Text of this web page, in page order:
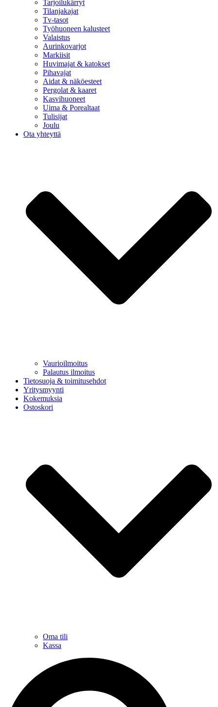
Tarjoilukärryt
Tilanjakajat
Tv-tasot
Työhuoneen kalusteet
Valaistus
Aurinkovarjot
Markiisit
Huvimajat & katokset
Pihavajat
Aidat & näköesteet
Pergolat & kaaret
Kasvihuoneet
Uima & Porealtaat
Tulisijat
Joulu
Ota yhteyttä
Vaurioilmoitus
Palautus ilmoitus
Tietosuoja & toimitusehdot
Yritysmyynti
Kokemuksia
Ostoskori
Oma tili
Kassa